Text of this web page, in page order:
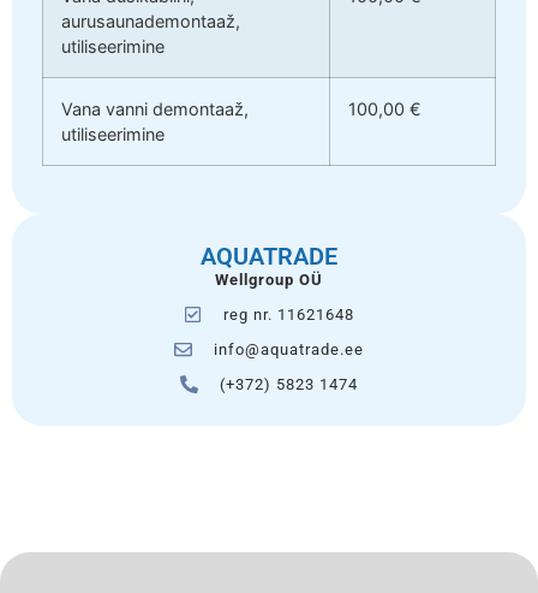
aurusaunademontaaž,
utiliseerimine
Vana vanni demontaaž,
utiliseerimine
100,00 €
AQUATRADE
Wellgroup OÜ
reg nr. 11621648
info@aquatrade.ee
(+372) 5823 1474